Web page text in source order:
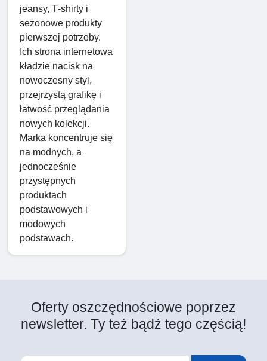
jeansy, T‑shirty i
sezonowe produkty
pierwszej potrzeby.
Ich strona internetowa
kładzie nacisk na
nowoczesny styl,
przejrzystą grafikę i
łatwość przeglądania
nowych kolekcji.
Marka koncentruje się
na modnych, a
jednocześnie
przystępnych
produktach
podstawowych i
modowych
podstawach.
Oferty oszczędnościowe poprzez
newsletter. Ty też bądź tego częścią!